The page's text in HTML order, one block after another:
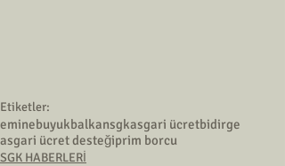
Etiketler:
eminebuyukbalkansgkasgari ücretbidirge
asgari ücret desteğiprim borcu
SGK HABERLERİ